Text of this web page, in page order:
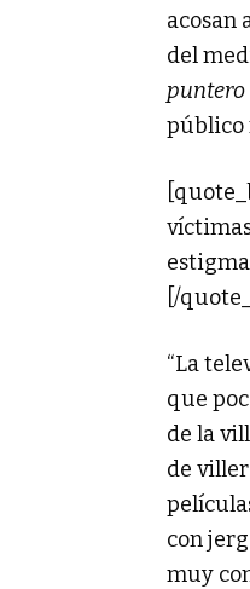
acosan
del
puntero
público
[/
“La
que
de la
de
con
muy